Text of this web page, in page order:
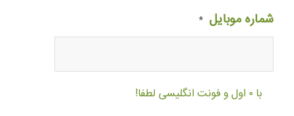
شماره موبایل *
با ۰ اول و فونت انگلیسی لطفا!